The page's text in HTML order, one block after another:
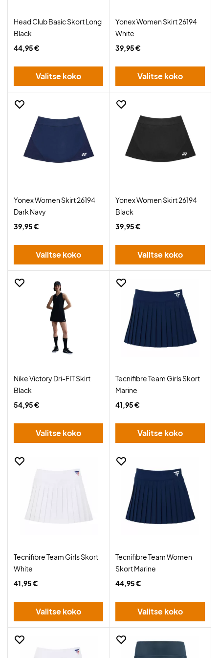
Head Club Basic Skort Long
Black
44,95 €
Valitse koko
Yonex Women Skirt 26194
White
39,95 €
Valitse koko
Yonex Women Skirt 26194
Dark Navy
39,95 €
Valitse koko
Yonex Women Skirt 26194
Black
39,95 €
Valitse koko
Nike Victory Dri-FIT Skirt
Black
54,95 €
Valitse koko
Tecnifibre Team Girls Skort
Marine
41,95 €
Valitse koko
Tecnifibre Team Girls Skort
White
41,95 €
Valitse koko
Tecnifibre Team Women
Skort Marine
44,95 €
Valitse koko